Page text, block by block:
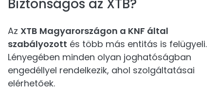
Biztonságos az XTB?
Az XTB Magyarországon a KNF által
szabályozott és több más entitás is felügyeli.
Lényegében minden olyan joghatóságban
engedéllyel rendelkezik, ahol szolgáltatásai
elérhetőek.